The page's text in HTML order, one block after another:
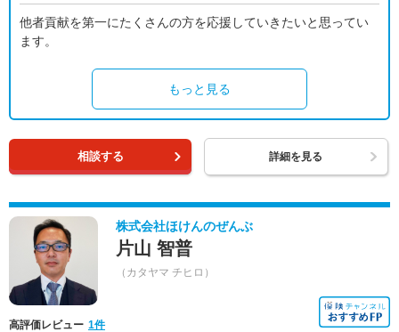
他者貢献を第一にたくさんの方を応援していきたいと思ってい
ます。
もっと見る
相談する 詳細を見る
株式会社ほけんのぜんぶ
片山 智普
（カタヤマ チヒロ）
高評価レビュー 1件